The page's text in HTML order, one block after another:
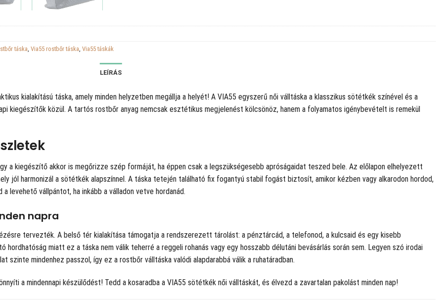
táska Via55 rostbőr táska Via55 táskák
LEÍRÁS
kialakítású táska, amely minden helyzetben megállja a helyét! A VIA55 egyszerű női válltáska a klasszikus sötétkék színével és a
kiegészítők közül. A tartós rostbőr anyag nemcsak esztétikus megjelenést kölcsönöz, hanem a folyamatos igénybevételt is remekül
a kiegészítő akkor is megőrizze szép formáját, ha éppen csak a legszükségesebb apróságaidat teszed bele. Az előlapon elhelyezett
jól harmonizál a sötétkék alapszínnel. A táska tetején található fix fogantyú stabil fogást biztosít, amikor kézben vagy alkarodon hordod,
levehető vállpántot, ha inkább a válladon vetve hordanád.
napra
tervezték. A belső tér kialakítása támogatja a rendszerezett tárolást: a pénztárcád, a telefonod, a kulcsaid és egy kisebb
hordhatóság miatt ez a táska nem válik teherré a reggeli rohanás vagy egy hosszabb délutáni bevásárlás során sem. Legyen szó irodai
mindenhez passzol, így ez a rostbőr válltáska valódi alapdarabbá válik a ruhatáradban.
a mindennapi készülődést! Tedd a kosaradba a VIA55 sötétkék női válltáskát, és élvezd a zavartalan pakolást minden nap!